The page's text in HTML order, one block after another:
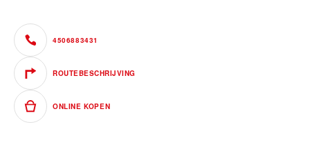
4506883431
ROUTEBESCHRIJVING
ONLINE KOPEN